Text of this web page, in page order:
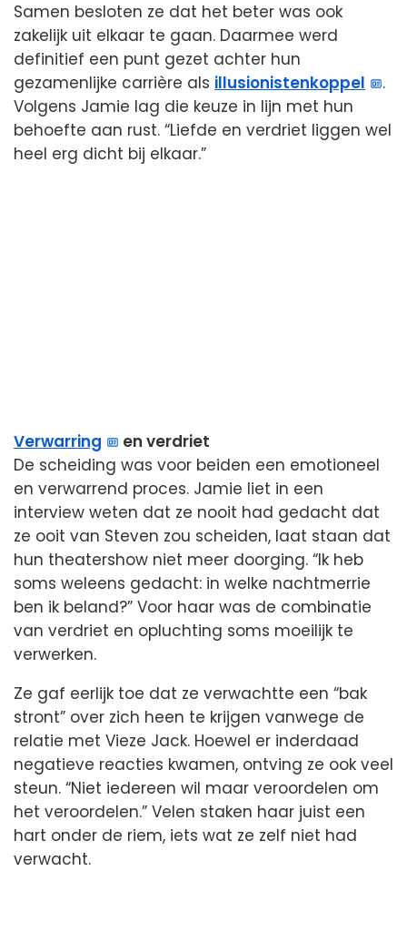
Samen besloten ze dat het beter was ook
zakelijk uit elkaar te gaan. Daarmee werd
definitief een punt gezet achter hun
gezamenlijke carrière als illusionistenkoppel
.
Volgens Jamie lag die keuze in lijn met hun
behoefte aan rust. “Liefde en verdriet liggen wel
heel erg dicht bij elkaar.”
Verwarring
en verdriet
De scheiding was voor beiden een emotioneel
en verwarrend proces. Jamie liet in een
interview weten dat ze nooit had gedacht dat
ze ooit van Steven zou scheiden, laat staan dat
hun theatershow niet meer doorging. “Ik heb
soms weleens gedacht: in welke nachtmerrie
ben ik beland?” Voor haar was de combinatie
van verdriet en opluchting soms moeilijk te
verwerken.
Ze gaf eerlijk toe dat ze verwachtte een “bak
stront” over zich heen te krijgen vanwege de
relatie met Vieze Jack. Hoewel er inderdaad
negatieve reacties kwamen, ontving ze ook veel
steun. “Niet iedereen wil maar veroordelen om
het veroordelen.” Velen staken haar juist een
hart onder de riem, iets wat ze zelf niet had
verwacht.